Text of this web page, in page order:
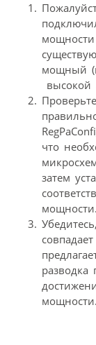
мощный
высокой
что
затем
мощности.
мощности.